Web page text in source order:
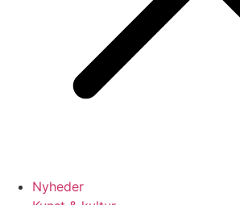
Nyheder